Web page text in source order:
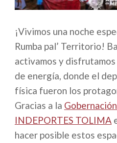
¡Vivimos una noche
Rumba pal’ Territorio!
activamos y
de energía, donde el
física fueron los
Gracias a la
INDEPORTES TOLIMA
hacer posible estos